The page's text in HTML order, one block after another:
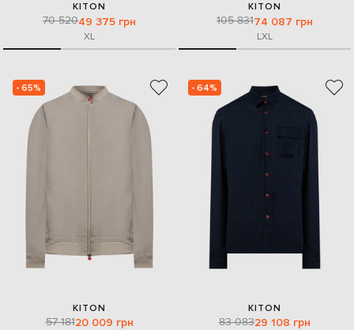
KITON
70 52049 375 грн
XL
KITON
105 83174 087 грн
LXL
- 65%
KITON
57 18120 009 грн
- 64%
KITON
83 08329 108 грн